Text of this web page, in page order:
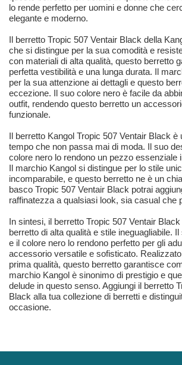
lo rende perfetto per uomini e donne che
elegante e moderno.
Il berretto Tropic 507 Ventair Black della
che si distingue per la sua comodità e
con materiali di alta qualità, questo berretto
perfetta vestibilità e una lunga durata. Il
per la sua attenzione ai dettagli e questo
eccezione. Il suo colore nero è facile da
outfit, rendendo questo berretto un
funzionale.
Il berretto Kangol Tropic 507 Ventair Black
tempo che non passa mai di moda. Il suo
colore nero lo rendono un pezzo essenziale
Il marchio Kangol si distingue per lo stile
incomparabile, e questo berretto ne è un
basco Tropic 507 Ventair Black potrai
raffinatezza a qualsiasi look, sia casual che
In sintesi, il berretto Tropic 507 Ventair
berretto di alta qualità e stile ineguagliabile.
e il colore nero lo rendono perfetto per gli
accessorio versatile e sofisticato.
prima qualità, questo berretto garantisce
marchio Kangol è sinonimo di prestigio e
delude in questo senso. Aggiungi il berretto
Black alla tua collezione di berretti e
occasione.